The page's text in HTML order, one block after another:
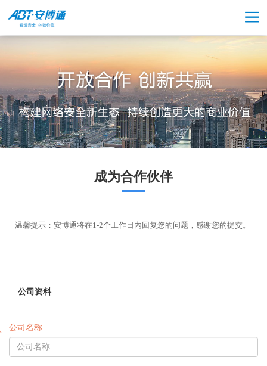
成为合作伙伴
温馨提示：安博通将在1-2个工作日内回复您的问题，感谢您的提交。
公司资料
公司名称